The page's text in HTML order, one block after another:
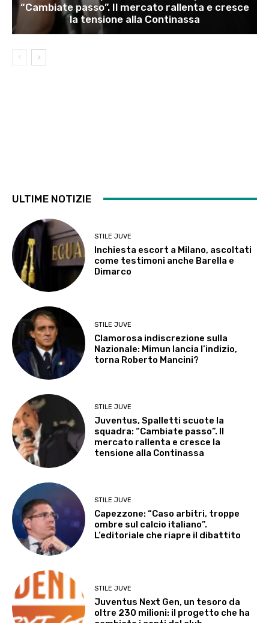
“Cambiate passo”. Il mercato rallenta e cresce
la tensione alla Continassa
ULTIME NOTIZIE
STILE JUVE
Inchiesta escort a Milano, ascoltati
come testimoni anche Barella e
Dimarco
STILE JUVE
Clamorosa indiscrezione sulla
Nazionale: Mimun lancia l’indizio,
torna Roberto Mancini?
STILE JUVE
Juventus, Spalletti scuote la
squadra: “Cambiate passo”. Il
mercato rallenta e cresce la
tensione alla Continassa
STILE JUVE
Capezzone: “Caso arbitri, troppe
ombre sul calcio italiano”.
L’editoriale che riapre il dibattito
STILE JUVE
Juventus Next Gen, un tesoro da
oltre 230 milioni: il progetto che ha